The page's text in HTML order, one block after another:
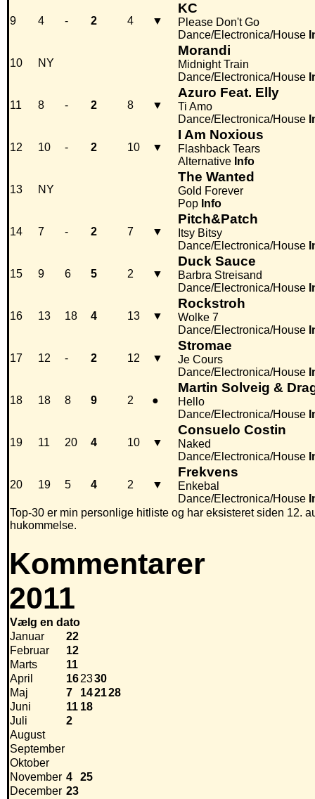
9 4 - 2 4 ▼
KC
Please Don't Go
Dance/Electronica/House
10 NY
Morandi
Midnight Train
Dance/Electronica/House
11 8 - 2 8 ▼
Azuro Feat. Elly
Ti Amo
Dance/Electronica/House
12 10 - 2 10 ▼
I Am Noxious
Flashback Tears
Alternative Info
13 NY
The Wanted
Gold Forever
Pop Info
14 7 - 2 7 ▼
Pitch&Patch
Itsy Bitsy
Dance/Electronica/House
15 9 6 5 2 ▼
Duck Sauce
Barbra Streisand
Dance/Electronica/House
16 13 18 4 13 ▼
Rockstroh
Wolke 7
Dance/Electronica/House
17 12 - 2 12 ▼
Stromae
Je Cours
Dance/Electronica/House
18 18 8 9 2 ●
Martin Solveig &
Hello
Dance/Electronica/House
19 11 20 4 10 ▼
Consuelo Costin
Naked
Dance/Electronica/House
20 19 5 4 2 ▼
Frekvens
Enkebal
Dance/Electronica/House
Top-30 er min personlige hitliste og har eksisteret siden 12.
hukommelse.
Kommentarer
2011
Vælg en dato
Januar
22
Februar
12
Marts
11
April
162330
Maj
7 142128
Juni
11 18
Juli
2
August
September
Oktober
November 4
25
December 23